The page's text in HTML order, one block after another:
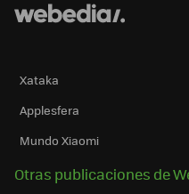
Xataka
Applesfera
Mundo Xiaomi
Otras publicaciones de